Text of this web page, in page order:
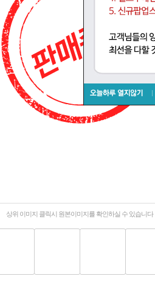
상위 이미지 클릭시 원본이미지를 확인하실 수 있습니다